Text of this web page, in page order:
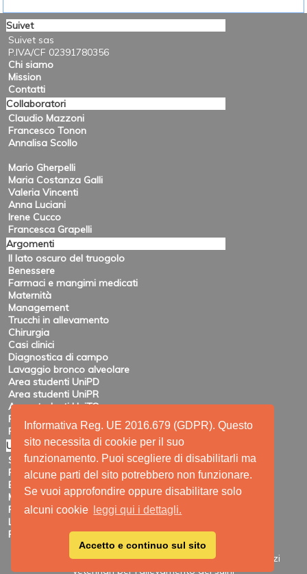
Informativa Reg. UE 2016.679 (GDPR). Questo
sito necessita di cookie per il suo
funzionamento. Puoi scegliere di disabilitarli ma
alcune parti del sito potrebbero non funzionare.
Se vuoi approfondire oppure disabilitare solo
alcuni cookie
leggi qui i dettagli.
Accetto e continuo sul sito
Suivet
Suivet sas
P.IVA/CF 02391780356
Chi siamo
Mission
Contatti
Collaboratori
Claudio Mazzoni
Francesco Tonon
Annalisa Scollo
Mario Gherpelli
Maria Costanza Galli
Valeria Vincenti
Anna Luciani
Irene Cucco
Francesca Grapelli
Argomenti
Il lato oscuro del truogolo
Benessere
Farmaci e mangimi medicati
Maternità
Management
Trucchi in allevamento
Chirurgia
Casi clinici
Diagnostica di campo
Lavaggio bronco alveolare
Area studenti UniPD
Area studenti UniPR
Area studenti UniTO
Recensioni di eventi
Pubblicazioni e ricerca
Utility
Siti amici
Ricerca
Elenco feed
Mappa del sito
Registrazione
Login
Privacy
|Printable View| © 2009 - 2026 SUIVET-Servizi
veterinari per l'allevamento dei suini